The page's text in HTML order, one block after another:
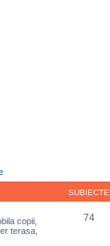
SUBIECTE
copii,
terasa,
74